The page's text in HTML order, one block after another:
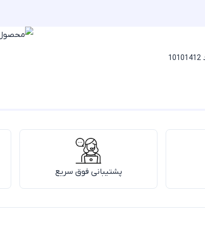
پشتیبانی فوق سریع